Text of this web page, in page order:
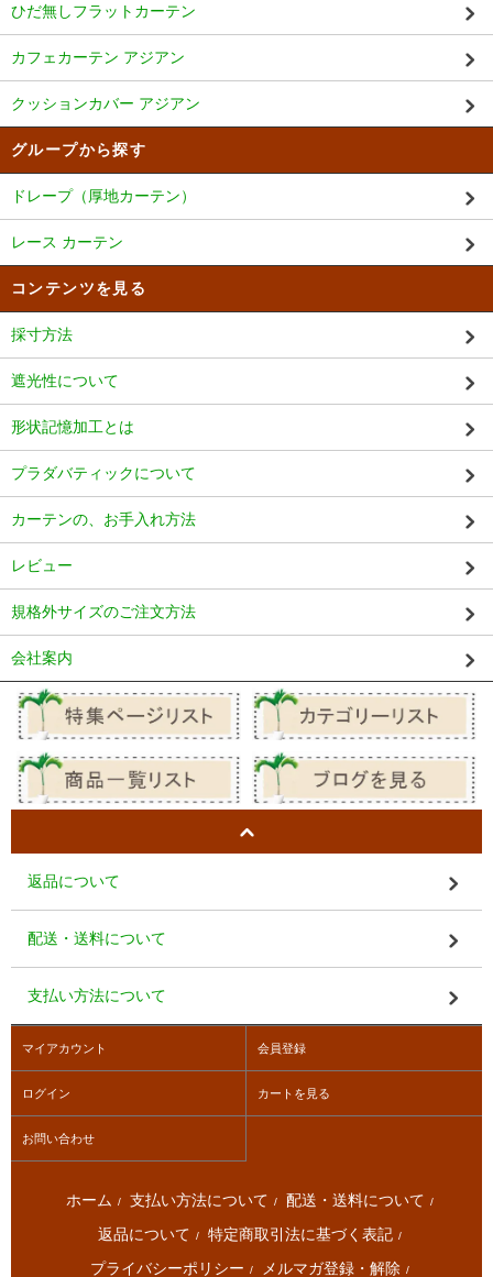
ひだ無しフラットカーテン
カフェカーテン アジアン
クッションカバー アジアン
グループから探す
ドレープ（厚地カーテン）
レース カーテン
コンテンツを見る
採寸方法
遮光性について
形状記憶加工とは
プラダバティックについて
カーテンの、お手入れ方法
レビュー
規格外サイズのご注文方法
会社案内
返品について
配送・送料について
支払い方法について
マイアカウント 会員登録
ログイン カートを見る
お問い合わせ
ホーム / 支払い方法について / 配送・送料について /
返品について / 特定商取引法に基づく表記 /
プライバシーポリシー / メルマガ登録・解除 /